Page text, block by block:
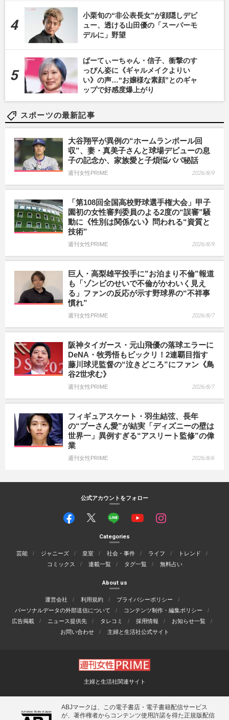
小栗旬の“非公表長女”が顔隠しデビ
ュー、透ける山田優の「スーパーモ
デルに」野望
ぱーてぃーちゃん・信子、衝撃のす
っぴん姿に《ギャルメイクよりい
い》の声…“お嬢様な素顔”とのギャ
ップで好感度爆上がり
スポーツの最新記事
大谷翔平が異例の“ホームランボール回
収”、妻・真美子さんと球場デビューの息
子の記念か、家族愛と子煩悩パパ秘話
週刊女性PRIME 2026/8/9
「第108回全国高校野球選手権大会」甲子
園初の女性審判委員のよる2度の“誤審”騒
動に《性別は関係ない》問われる“資質と
技術”
週刊女性PRIME 2026/8/9
巨人・高梨雄平投手に”お泊まり不倫”報道
も「ゾンビのせいで不倫がかわいく見え
る」ファンの反応が示す野球界の“不祥事
慣れ”
週刊女性PRIME 2026/8/7
阪神タイガース・元山飛優の落球エラーに
DeNA・牧秀悟もビックリ！2連覇目指す
藤川球児監督の“泣きどころ”にファン《鳥
谷2世求む》
週刊女性PRIME 2026/8/7
フィギュアスケート・羽生結弦、長年
の“プーさん愛”が結実「ディズニーの壁は
世界一」異例すぎる“アスリート監修”の偉
業
週刊女性PRIME 2026/8/6
公式アカウントをフォロー
Categories
芸能 ジャニーズ 皇室 社会・事件 ライフ
トレンド
コミックス
連載一覧 タグ一覧 無料占い
About us
運営会社 利用規約
プライバシーポリシー
パーソナルデータの外部送信について
コンテンツ制作・編集ポリシー
広告掲載
ニュース提供先 タレコミ 採用情報
お知らせ一覧
お問い合わせ
主婦と生活社公式サイト
主婦と生活社関連サイト
ABJマークは、この電子書店・電子書籍配信サービス
が、著作権者からコンテンツ使用許諾を得た正規版配信